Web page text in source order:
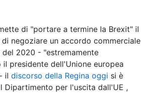
di "portare a termine la Brexit" il
negoziare un accordo commerciale
2020 - "estremamente
presidente dell'Unione europea
il discorso della Regina oggi si è
Dipartimento per l'uscita dall'UE ,